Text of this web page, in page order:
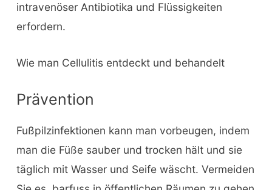
intravenöser Antibiotika und Flüssigkeiten
erfordern.
Wie man Cellulitis entdeckt und behandelt
Prävention
Fußpilzinfektionen kann man vorbeugen, indem
man die Füße sauber und trocken hält und sie
täglich mit Wasser und Seife wäscht. Vermeiden